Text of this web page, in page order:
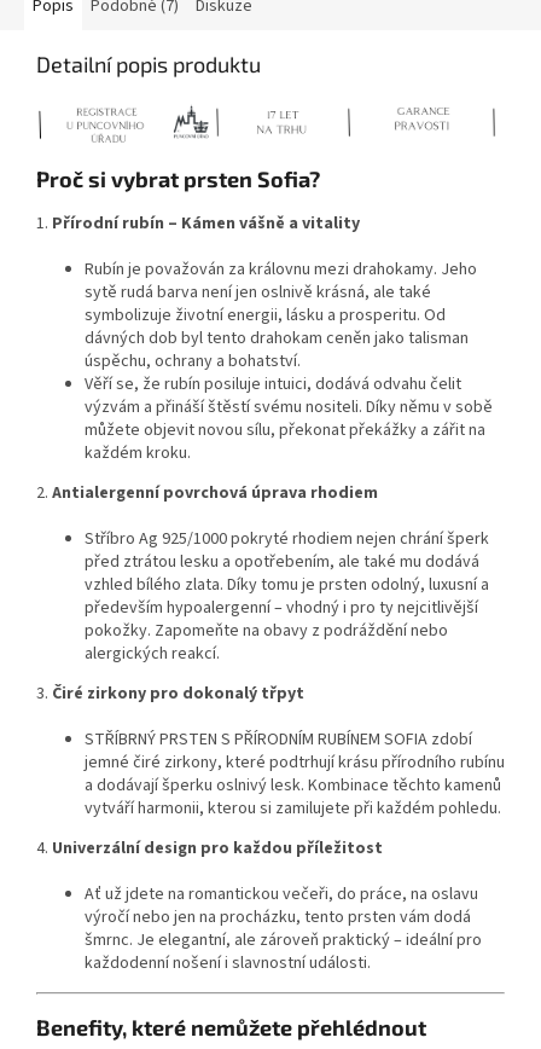
Popis Podobné (7) Diskuze
Detailní popis produktu
Proč si vybrat prsten Sofia?
1. Přírodní rubín – Kámen vášně a vitality
Rubín je považován za královnu mezi drahokamy. Jeho
sytě rudá barva není jen oslnivě krásná, ale také
symbolizuje životní energii, lásku a prosperitu. Od
dávných dob byl tento drahokam ceněn jako talisman
úspěchu, ochrany a bohatství.
Věří se, že rubín posiluje intuici, dodává odvahu čelit
výzvám a přináší štěstí svému nositeli. Díky němu v sobě
můžete objevit novou sílu, překonat překážky a zářit na
každém kroku.
2. Antialergenní povrchová úprava rhodiem
Stříbro Ag 925/1000 pokryté rhodiem nejen chrání šperk
před ztrátou lesku a opotřebením, ale také mu dodává
vzhled bílého zlata. Díky tomu je prsten odolný, luxusní a
především hypoalergenní – vhodný i pro ty nejcitlivější
pokožky. Zapomeňte na obavy z podráždění nebo
alergických reakcí.
3. Čiré zirkony pro dokonalý třpyt
STŘÍBRNÝ PRSTEN S PŘÍRODNÍM RUBÍNEM SOFIA zdobí
jemné čiré zirkony, které podtrhují krásu přírodního rubínu
a dodávají šperku oslnivý lesk. Kombinace těchto kamenů
vytváří harmonii, kterou si zamilujete při každém pohledu.
4. Univerzální design pro každou příležitost
Ať už jdete na romantickou večeři, do práce, na oslavu
výročí nebo jen na procházku, tento prsten vám dodá
šmrnc. Je elegantní, ale zároveň praktický – ideální pro
každodenní nošení i slavnostní události.
Benefity, které nemůžete přehlédnout